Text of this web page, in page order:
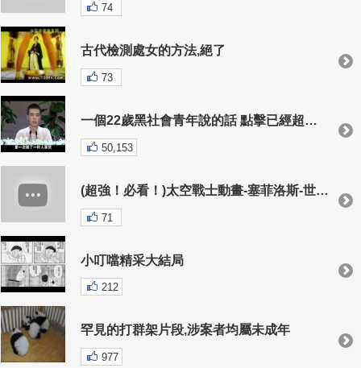
74
古代檢測處女的方法,絕了
73
一個22歲黑社會青年說的話 點擊已經超過百萬 （完整版）
50,153
(超強！必看！)太空戰士動畫-塞菲洛斯-世界毀滅者-台灣製造
71
小叮噹精采大結局
212
罕見的打群架片段,涉案者均屬未成年
977